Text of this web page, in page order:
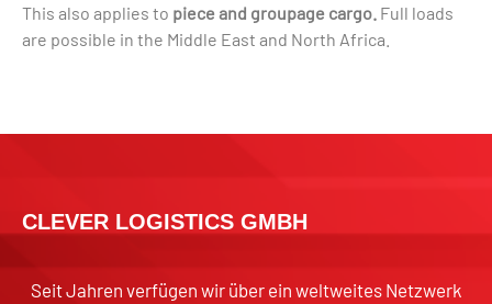
This also applies to piece and groupage cargo. Full loads
are possible in the Middle East and North Africa.
CLEVER LOGISTICS GMBH
Seit Jahren verfügen wir über ein weltweites Netzwerk